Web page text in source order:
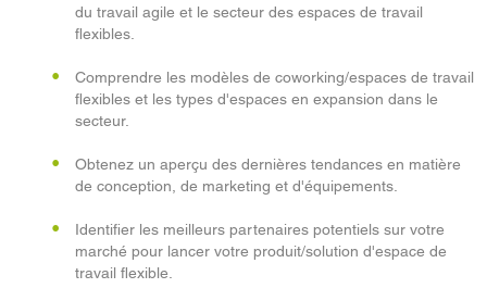
du travail agile et le secteur des espaces de travail
flexibles.
Comprendre les modèles de coworking/espaces de travail
flexibles et les types d'espaces en expansion dans le
secteur.
Obtenez un aperçu des dernières tendances en matière
de conception, de marketing et d'équipements.
Identifier les meilleurs partenaires potentiels sur votre
marché pour lancer votre produit/solution d'espace de
travail flexible.